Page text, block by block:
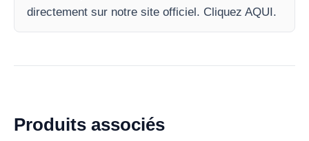
directement sur notre site officiel. Cliquez AQUI.
Produits associés